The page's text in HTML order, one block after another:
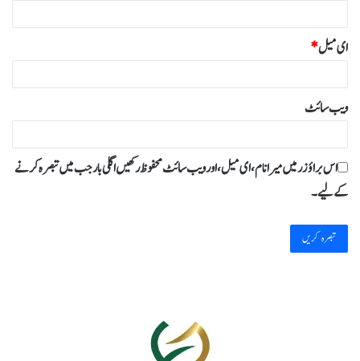
ای میل*
ویب‌ سائٹ
اس براؤزر میں میرا نام، ای میل، اور ویب سائٹ محفوظ رکھیں اگلی بار جب میں تبصرہ کرنے
کےلیے۔